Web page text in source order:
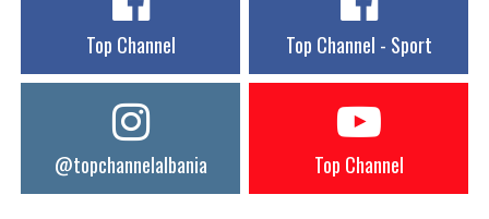
Top Channel Top Channel - Sport
@topchannelalbania Top Channel